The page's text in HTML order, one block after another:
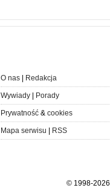
O nas| Redakcja
Wywiady| Porady
Prywatność& cookies
Mapa serwisu RSS
© 1998-2026